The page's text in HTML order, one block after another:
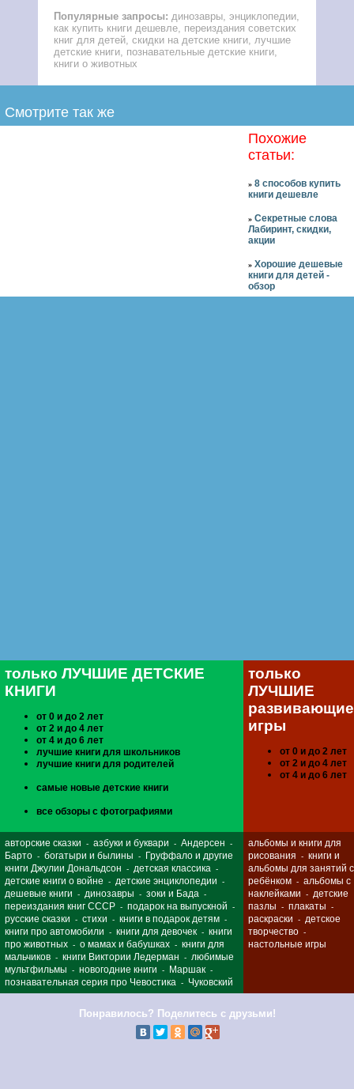
Популярные запросы: динозавры, энциклопедии,
как купить книги дешевле, переиздания советских
книг для детей, скидки на детские книги, лучшие
детские книги, познавательные детские книги,
книги о животных
Смотрите так же
Похожие
статьи:
» 8 способов купить
книги дешевле
» Секретные слова
Лабиринт, скидки,
акции
» Хорошие дешевые
книги для детей -
обзор
только ЛУЧШИЕ ДЕТСКИЕ
КНИГИ
от 0 и до 2 лет
от 2 и до 4 лет
от 4 и до 6 лет
лучшие книги для школьников
лучшие книги для родителей
самые новые детские книги
все обзоры с фотографиями
только
ЛУЧШИЕ
развивающие
игры
от 0 и до 2 лет
от 2 и до 4 лет
от 4 и до 6 лет
авторские сказки - азбуки и буквари - Андерсен -
Барто - богатыри и былины -
Груффало и другие
книги Джулии Дональдсон - детская классика -
детские книги о войне - детские энциклопедии -
дешевые книги - динозавры - зоки и Бада -
переиздания книг СССР - подарок на выпускной -
русские сказки - стихи - книги в подарок детям -
книги про автомобили - книги для девочек - книги
про животных - о мамах и бабушках - книги для
мальчиков - книги Виктории Ледерман - любимые
мультфильмы - новогодние книги - Маршак -
познавательная серия про Чевостика - Чуковский
альбомы и книги для
рисования - книги и
альбомы для занятий с
ребёнком - альбомы с
наклейками - детские
пазлы - плакаты -
раскраски - детское
творчество -
настольные игры
Понравилось? Поделитесь с друзьми!